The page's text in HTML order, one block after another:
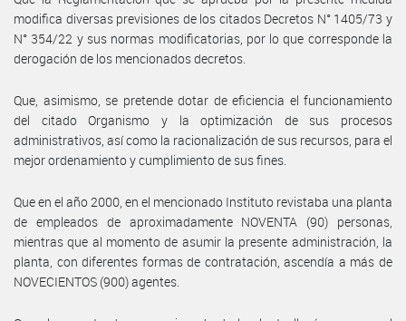
modifica diversas previsiones de los citados Decretos N° 1405/73 y
N° 354/22 y sus normas modificatorias, por lo que corresponde la
derogación de los mencionados decretos.
Que, asimismo, se pretende dotar de eficiencia el funcionamiento
del citado Organismo y la optimización de sus procesos
administrativos, así como la racionalización de sus recursos, para el
mejor ordenamiento y cumplimiento de sus fines.
Que en el año 2000, en el mencionado Instituto revistaba una planta
de empleados de aproximadamente NOVENTA (90) personas,
mientras que al momento de asumir la presente administración, la
planta, con diferentes formas de contratación, ascendía a más de
NOVECIENTOS (900) agentes.